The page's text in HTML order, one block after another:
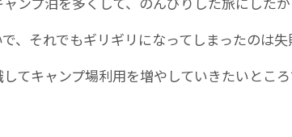
、それでもギリギリになってしまったのは失
てキャンプ場利用を増やしていきたいところ